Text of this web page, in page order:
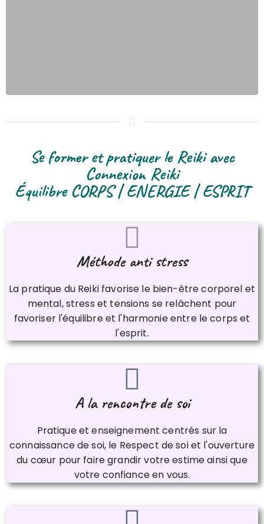
Se former et pratiquer le Reiki avec
Connexion Reiki
Équilibre CORPS | ENERGIE | ESPRIT
Méthode anti stress
La pratique du Reiki favorise le bien-être corporel et
mental, stress et tensions se relâchent pour
favoriser l'équilibre et l'harmonie entre le corps et
l'esprit.
A la rencontre de soi
Pratique et enseignement centrés sur la
connaissance de soi, le Respect de soi et l'ouverture
du cœur pour faire grandir votre estime ainsi que
votre confiance en vous​​​​​​​.